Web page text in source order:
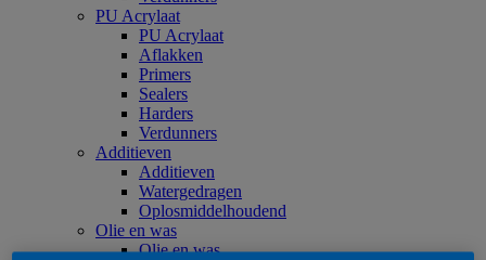
PU Acrylaat
PU Acrylaat
Aflakken
Primers
Sealers
Harders
Verdunners
Additieven
Additieven
Watergedragen
Oplosmiddelhoudend
Olie en was
Olie en was